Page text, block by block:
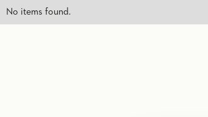
No items found.